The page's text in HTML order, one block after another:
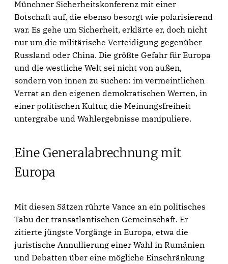
Münchner Sicherheitskonferenz mit einer
Botschaft auf, die ebenso besorgt wie polarisierend
war. Es gehe um Sicherheit, erklärte er, doch nicht
nur um die militärische Verteidigung gegenüber
Russland oder China. Die größte Gefahr für Europa
und die westliche Welt sei nicht von außen,
sondern von innen zu suchen: im vermeintlichen
Verrat an den eigenen demokratischen Werten, in
einer politischen Kultur, die Meinungsfreiheit
untergrabe und Wahlergebnisse manipuliere.
Eine Generalabrechnung mit
Europa
Mit diesen Sätzen rührte Vance an ein politisches
Tabu der transatlantischen Gemeinschaft. Er
zitierte jüngste Vorgänge in Europa, etwa die
juristische Annullierung einer Wahl in Rumänien
und Debatten über eine mögliche Einschränkung